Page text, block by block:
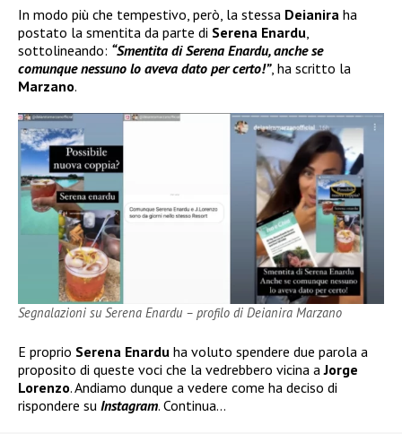
In modo più che tempestivo, però, la stessa Deianira ha
postato la smentita da parte di Serena Enardu
sottolineando: “Smentita di Serena Enardu, anche se
comunque nessuno lo aveva dato per certo!”, ha scritto la
Marzano.
Segnalazioni su Serena Enardu – profilo di Deianira Marzano
E proprio Serena Enardu ha voluto spendere due parola a
proposito di queste voci che la vedrebbero vicina aJorge
Lorenzo. Andiamo dunque a vedere come ha deciso di
rispondere su Instagram. Continua…